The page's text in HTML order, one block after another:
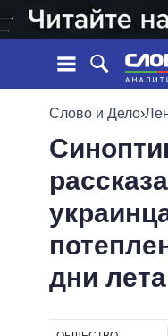
ЛЕНТА
СОБЫТИЯ
СТАТЬИ
МНЕНИЯ
ОБЗОРЫ
ДАЙДЖЕСТЫ
ВСЕ ПОЛИТИКИ
ПРЕЗИДЕНТ И
ВЕРХОВНАЯ
Слово и Дело›
дни лета